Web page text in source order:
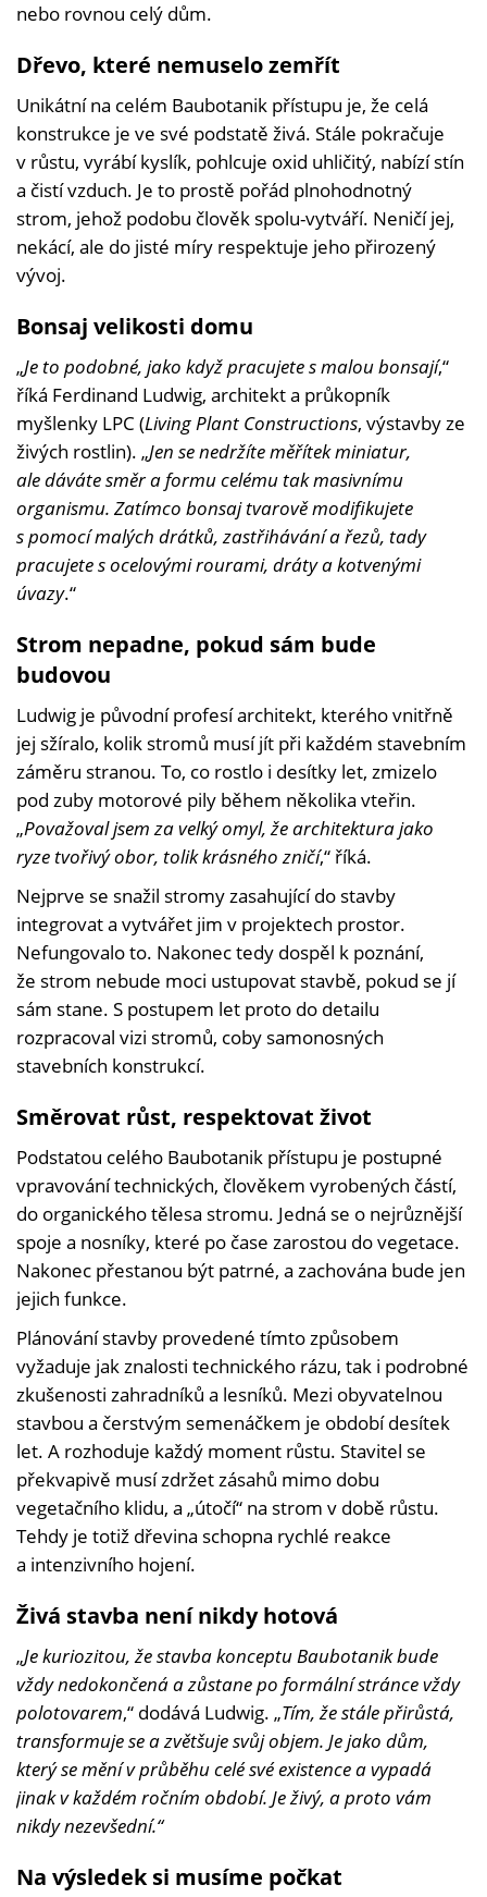
nebo rovnou celý dům.
Dřevo, které nemuselo zemřít
Unikátní na celém Baubotanik přístupu je, že celá
konstrukce je ve své podstatě živá. Stále pokračuje
v růstu, vyrábí kyslík, pohlcuje oxid uhličitý, nabízí stín
a čistí vzduch. Je to prostě pořád plnohodnotný
strom, jehož podobu člověk spolu-vytváří. Neničí jej,
nekácí, ale do jisté míry respektuje jeho přirozený
vývoj.
Bonsaj velikosti domu
„Je to podobné, jako když pracujete s malou bonsají,“
říká Ferdinand Ludwig, architekt a průkopník
myšlenky LPC (Living Plant Constructions, výstavby ze
živých rostlin). „Jen se nedržíte měřítek miniatur,
ale dáváte směr a formu celému tak masivnímu
organismu. Zatímco bonsaj tvarově modifikujete
s pomocí malých drátků, zastřihávání a řezů, tady
pracujete s ocelovými rourami, dráty a kotvenými
úvazy.“
Strom nepadne, pokud sám bude
budovou
Ludwig je původní profesí architekt, kterého vnitřně
jej sžíralo, kolik stromů musí jít při každém stavebním
záměru stranou. To, co rostlo i desítky let, zmizelo
pod zuby motorové pily během několika vteřin.
„Považoval jsem za velký omyl, že architektura jako
ryze tvořivý obor, tolik krásného zničí,“ říká.
Nejprve se snažil stromy zasahující do stavby
integrovat a vytvářet jim v projektech prostor.
Nefungovalo to. Nakonec tedy dospěl k poznání,
že strom nebude moci ustupovat stavbě, pokud se jí
sám stane. S postupem let proto do detailu
rozpracoval vizi stromů, coby samonosných
stavebních konstrukcí.
Směrovat růst, respektovat život
Podstatou celého Baubotanik přístupu je postupné
vpravování technických, člověkem vyrobených částí,
do organického tělesa stromu. Jedná se o nejrůznější
spoje a nosníky, které po čase zarostou do vegetace.
Nakonec přestanou být patrné, a zachována bude jen
jejich funkce.
Plánování stavby provedené tímto způsobem
vyžaduje jak znalosti technického rázu, tak i podrobné
zkušenosti zahradníků a lesníků. Mezi obyvatelnou
stavbou a čerstvým semenáčkem je období desítek
let. A rozhoduje každý moment růstu. Stavitel se
překvapivě musí zdržet zásahů mimo dobu
vegetačního klidu, a „útočí“ na strom v době růstu.
Tehdy je totiž dřevina schopna rychlé reakce
a intenzivního hojení.
Živá stavba není nikdy hotová
„Je kuriozitou, že stavba konceptu Baubotanik bude
vždy nedokončená a zůstane po formální stránce vždy
polotovarem,“ dodává Ludwig. „Tím, že stále přirůstá,
transformuje se a zvětšuje svůj objem. Je jako dům,
který se mění v průběhu celé své existence a vypadá
jinak v každém ročním období. Je živý, a proto vám
nikdy nezevšední.“
Na výsledek si musíme počkat